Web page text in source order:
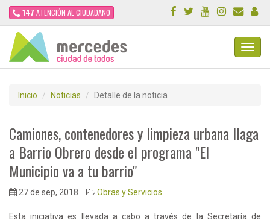
147 ATENCIÓN AL CIUDADANO
Inicio Noticias Detalle de la noticia
Camiones, contenedores y limpieza urbana llaga
a Barrio Obrero desde el programa "El
Municipio va a tu barrio"
27 de sep, 2018 Obras y Servicios
Esta iniciativa es llevada a cabo a través de la Secretaría de